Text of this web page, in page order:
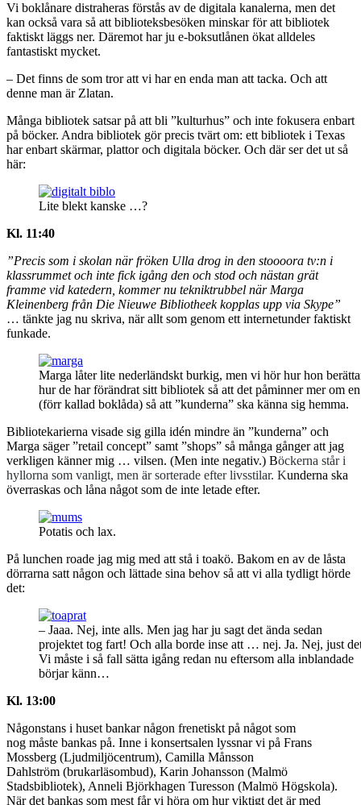
Vi boklånare distraheras förstås av de digitala kanalerna, men det
kan också vara så att biblioteksbesöken minskar för att bibliotek
faktiskt läggs ner. Däremot har ju e-boksutlånen ökat alldeles
fantastiskt mycket.
– Det finns de som tror att vi har en enda man att tacka. Och att
denne man är Zlatan.
Många bibliotek satsar på att bli ”kulturhus” och inte fokusera enbart
på böcker. Andra bibliotek gör precis tvärt om: ett bibliotek i Texas
har enbart skärmar, plattor och digitala böcker. Och där ser det ut så
här:
Lite blekt kanske …?
Kl. 11:40
”Precis som i skolan när fröken Ulla drog in den stoooora tv:n i
klassrummet och inte fick igång den och stod och nästan grät
framme vid katedern, kommer nu tekniktrubbel när Marga
Kleinenberg från Die Nieuwe Bibliotheek kopplas upp via Skype”
… tänkte jag nu skriva, när allt som genom ett internetunder faktiskt
funkade.
Marga låter lite nederländskt burkig, men vi hör hur hon
hur de har förändrat sitt bibliotek så att det påminner mer om
(förr kallad boklåda) så att ”kunderna” ska känna sig hemma.
Bibliotekarierna visade sig gilla idén mindre än ”kunderna” och
Marga säger ”retail concept” samt ”shops” så många gånger att jag
verkligen känner mig … vilsen. (Men inte negativ.) Böckerna står i
hyllorna som vanligt, men är sorterade efter livsstilar. Kunderna ska
överraskas och låna något som de inte letade efter.
Potatis och lax.
På lunchen roade jag mig med att stå i toakö. Bakom en av de låsta
dörrarna satt någon och lättade sina behov så att vi alla tydligt hörde
det:
– Jaaa. Nej, inte alls. Men jag har ju sagt det ända sedan
projektet tog fart! Och alla borde inse att … nej. Ja. Nej, just
Vi måste i så fall sätta igång redan nu eftersom alla inblandade
börjar känn…
Kl. 13:00
Någonstans i huset bankar någon frenetiskt på något som
nog måste bankas på. Inne i konsertsalen lyssnar vi på Frans
Mossberg (Ljudmiljöcentrum), Camilla Månsson
Dahlström (brukarläsombud), Karin Johansson (Malmö
Stadsbibliotek), Anneli Björkhagen Turesson (Malmö Högskola).
När det bankas som mest får vi höra om hur viktigt det är med